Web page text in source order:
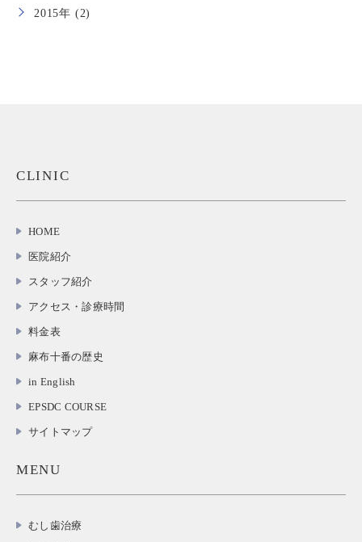
2015年 (2)
CLINIC
HOME
医院紹介
スタッフ紹介
アクセス・診療時間
料金表
麻布十番の歴史
in English
EPSDC COURSE
サイトマップ
MENU
むし歯治療